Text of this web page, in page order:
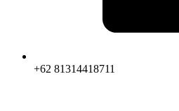
+62 81314418711